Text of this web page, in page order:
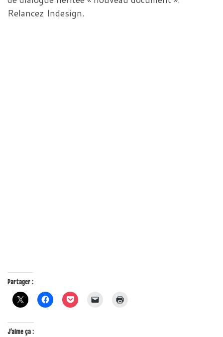
Relancez Indesign.
Partager :
J’aime ça :